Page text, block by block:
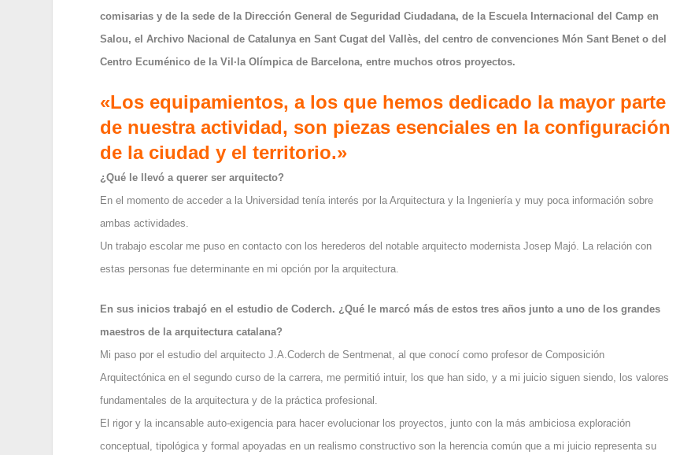
comisarias y de la sede de la Dirección General de Seguridad Ciudadana, de la Escuela Internacional del Camp en
Salou, el Archivo Nacional de Catalunya en Sant Cugat del Vallès, del centro de convenciones Món Sant Benet o del
Centro Ecuménico de la Vil·la Olímpica de Barcelona, entre muchos otros proyectos.
«Los equipamientos, a los que hemos dedicado la mayor parte
de nuestra actividad, son piezas esenciales en la configuración
de la ciudad y el territorio.»
¿Qué le llevó a querer ser arquitecto?
En el momento de acceder a la Universidad tenía interés por la Arquitectura y la Ingeniería y muy poca información sobre
ambas actividades.
Un trabajo escolar me puso en contacto con los herederos del notable arquitecto modernista Josep Majó. La relación con
estas personas fue determinante en mi opción por la arquitectura.
En sus inicios trabajó en el estudio de Coderch. ¿Qué le marcó más de estos tres años junto a uno de los grandes
maestros de la arquitectura catalana?
Mi paso por el estudio del arquitecto J.A.Coderch de Sentmenat, al que conocí como profesor de Composición
Arquitectónica en el segundo curso de la carrera, me permitió intuir, los que han sido, y a mi juicio siguen siendo, los valores
fundamentales de la arquitectura y de la práctica profesional.
El rigor y la incansable auto-exigencia para hacer evolucionar los proyectos, junto con la más ambiciosa exploración
conceptual, tipológica y formal apoyadas en un realismo constructivo son la herencia común que a mi juicio representa su